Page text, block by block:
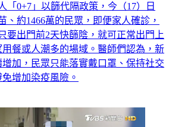
「0+7」以篩代隔政策，今（17）日
、約1466萬的民眾，即便家人確診，
要出門前2天快篩陰，就可正常出門上
餐或人潮多的場域。醫師們認為，新
加，民眾只能落實戴口罩、保持社交
增加染疫風險。